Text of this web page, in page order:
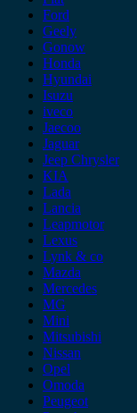
Ford
Geely
Gonow
Honda
Hyundai
Isuzu
iveco
Jaecoo
Jaguar
Jeep Chrysler
KIA
Lada
Lancia
Leapmotor
Lexus
Lynk & co
Mazda
Mercedes
MG
Mini
Mitsubishi
Nissan
Opel
Omoda
Peugeot